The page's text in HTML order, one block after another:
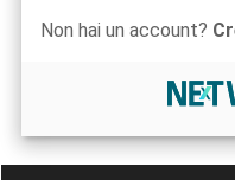
Non hai un account?